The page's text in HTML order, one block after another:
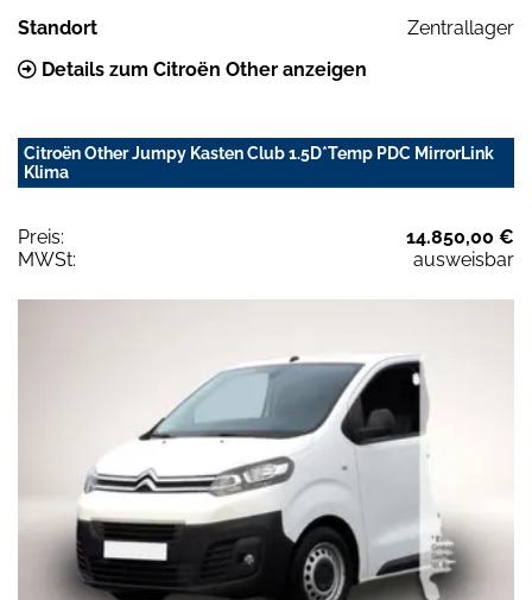
Standort
Zentrallager
Details zum Citroën Other anzeigen
Citroën Other Jumpy Kasten Club 1.5D*Temp PDC MirrorLink
Klima
Preis:
14.850,00 €
MWSt:
ausweisbar